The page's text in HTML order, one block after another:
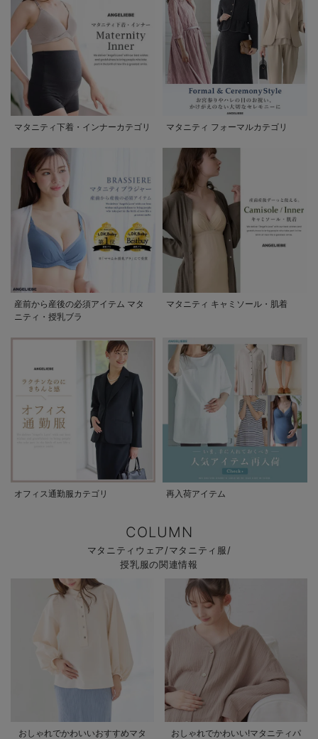
マタニティ下着・インナーカテゴリ マタニティ フォーマルカテゴリ
産前から産後の必須アイテム マタ
ニティ・授乳ブラ
マタニティ キャミソール・肌着
オフィス通勤服カテゴリ 再入荷アイテム
COLUMN
マタニティウェア/マタニティ服/
授乳服の関連情報
おしゃれでかわいいおすすめマタ
おしゃれでかわいい!マタニティパ